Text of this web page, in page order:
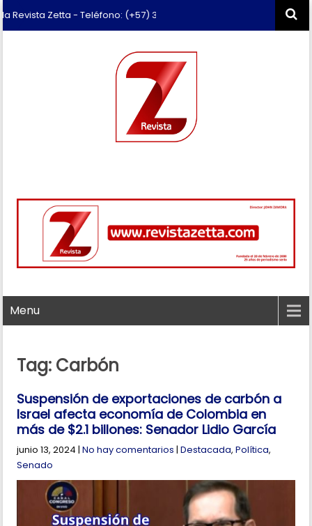
Zetta - Teléfono: (+57) 311 659 6374 - Correo:
Menu
Tag: Carbón
Suspensión de exportaciones de carbón a
Israel afecta economía de Colombia en
más de $2.1 billones: Senador Lidio García
junio 13, 2024 |No hay comentarios |Destacada,Política,
Senado